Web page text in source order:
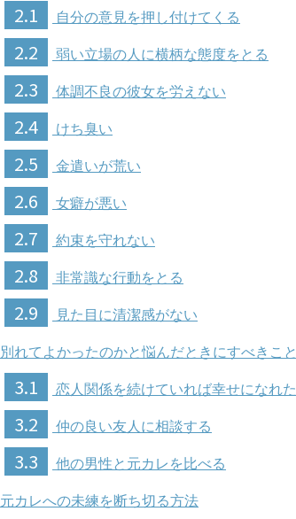
2.1 自分の意見を押し付けてくる
2.2 弱い立場の人に横柄な態度をとる
2.3 体調不良の彼女を労えない
2.4 けち臭い
2.5 金遣いが荒い
2.6 女癖が悪い
2.7 約束を守れない
2.8 非常識な行動をとる
2.9 見た目に清潔感がない
別れてよかったのかと悩んだときにすべきこと
3.1 恋人関係を続けていれば幸せになれ
3.2 仲の良い友人に相談する
3.3 他の男性と元カレを比べる
元カレへの未練を断ち切る方法